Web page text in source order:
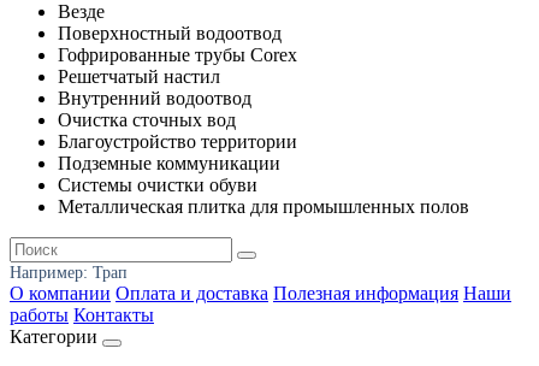
Везде
Поверхностный водоотвод
Гофрированные трубы Corex
Решетчатый настил
Внутренний водоотвод
Очистка сточных вод
Благоустройство территории
Подземные коммуникации
Системы очистки обуви
Металлическая плитка для промышленных полов
Например: Трап
О компании Оплата и доставка Полезная информация Наши
работы Контакты
Категории